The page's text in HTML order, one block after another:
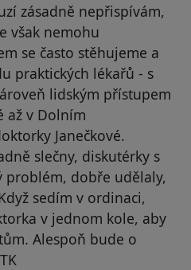
zásadně nepřispívám,
však nemohu
se často stěhujeme a
praktických lékařů - s
lidským přístupem
až v Dolním
Janečkové.
slečny, diskutérky s
dobře udělaly,
sedím v ordinaci,
v jednom kole, aby
Alespoň bude o